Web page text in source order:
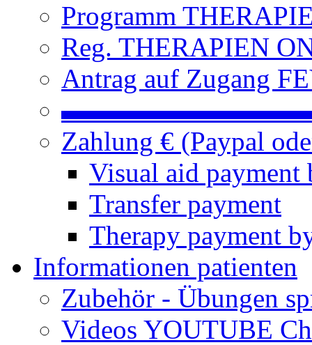
Programm
Reg. THERAPIEN
Antrag auf Zugang
Zahlung € (Paypal
Visual aid payment
Transfer payment
Therapy payment
Informationen patienten
Zubehör - Übungen
Videos YOUTUBE